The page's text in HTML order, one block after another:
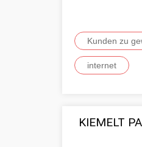
Kunden zu
internet
KIEMELT